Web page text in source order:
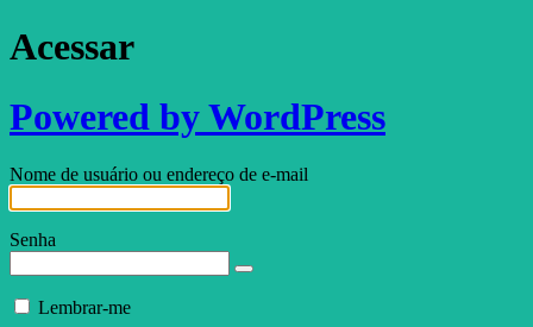
Acessar
Powered by WordPress
Nome de usuário ou endereço de e-mail
Senha
Lembrar-me